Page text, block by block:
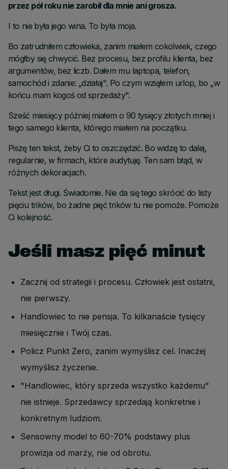
przez pół roku nie zarobił dla mnie ani grosza.
I to nie była jego wina. To była moja.
Bo zatrudniłem człowieka, zanim miałem cokolwiek, czego
mógłby się chwycić. Bez procesu, bez profilu klienta, bez
argumentów, bez liczb. Dałem mu laptopa, telefon,
samochód i zdanie: „działaj". Po czym wziąłem urlop, bo „w
końcu mam kogoś od sprzedaży".
Sześć miesięcy później miałem o 90 tysięcy złotych mniej i
tego samego klienta, którego miałem na początku.
Piszę ten tekst, żeby Ci to oszczędzić. Bo widzę to dalej,
regularnie, w firmach, które audytuję. Ten sam błąd, w
różnych dekoracjach.
Tekst jest długi. Świadomie. Nie da się tego skrócić do listy
pięciu trików, bo żadne pięć trików tu nie pomoże. Pomoże
Ci kolejność.
Jeśli masz pięć minut
Zacznij od strategii i procesu. Człowiek jest ostatni,
nie pierwszy.
Handlowiec to nie pensja. To kilkanaście tysięcy
miesięcznie i Twój czas.
Policz Punkt Zero, zanim wymyślisz cel. Inaczej
wymyślisz życzenie.
"Handlowiec, który sprzeda wszystko każdemu"
nie istnieje. Sprzedawcy sprzedają konkretnie i
konkretnym ludziom.
Sensowny model to 60-70% podstawy plus
prowizja od marży, nie od obrotu.